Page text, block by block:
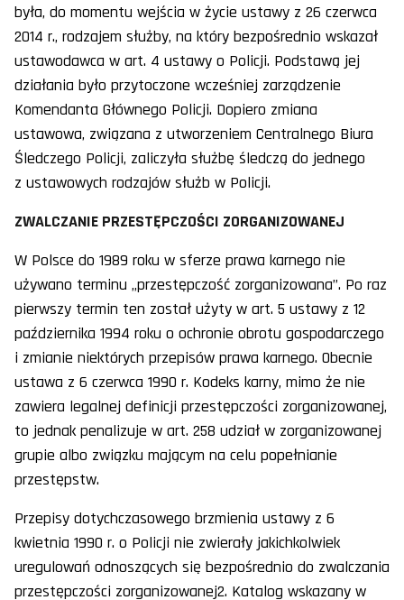
była, do momentu wejścia w życie ustawy z 26 czerwca
2014 r., rodzajem służby, na który bezpośrednio wskazał
ustawodawca w art. 4 ustawy o Policji. Podstawą jej
działania było przytoczone wcześniej zarządzenie
Komendanta Głównego Policji. Dopiero zmiana
ustawowa, związana z utworzeniem Centralnego Biura
Śledczego Policji, zaliczyła służbę śledczą do jednego
z ustawowych rodzajów służb w Policji.
ZWALCZANIE PRZESTĘPCZOŚCI ZORGANIZOWANEJ
W Polsce do 1989 roku w sferze prawa karnego nie
używano terminu „przestępczość zorganizowana”. Po raz
pierwszy termin ten został użyty w art. 5 ustawy z 12
października 1994 roku o ochronie obrotu gospodarczego
i zmianie niektórych przepisów prawa karnego. Obecnie
ustawa z 6 czerwca 1990 r. Kodeks karny, mimo że nie
zawiera legalnej definicji przestępczości zorganizowanej,
to jednak penalizuje w art. 258 udział w zorganizowanej
grupie albo związku mającym na celu popełnianie
przestępstw.
Przepisy dotychczasowego brzmienia ustawy z 6
kwietnia 1990 r. o Policji nie zwierały jakichkolwiek
uregulowań odnoszących się bezpośrednio do zwalczania
przestępczości zorganizowanej2. Katalog wskazany w